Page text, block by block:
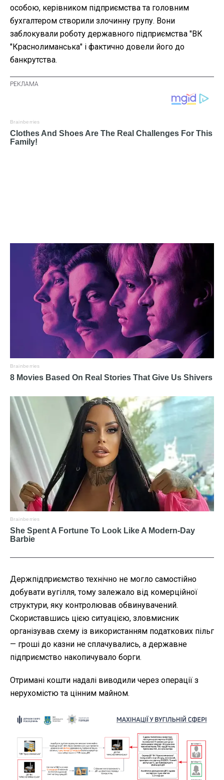
особою, керівником підприємства та головним
бухгалтером створили злочинну групу. Вони
заблокували роботу державного підприємства "ВК
"Краснолиманська" і фактично довели його до
банкрутства.
Держпідприємство технічно не могло самостійно
добувати вугілля, тому залежало від комерційної
структури, яку контролював обвинувачений.
Скориставшись цією ситуацією, зловмисник
організував схему із використанням податкових пільг
— гроші до казни не сплачувались, а державне
підприємство накопичувало борги.
Отримані кошти надалі виводили через операції з
нерухомістю та цінним майном.